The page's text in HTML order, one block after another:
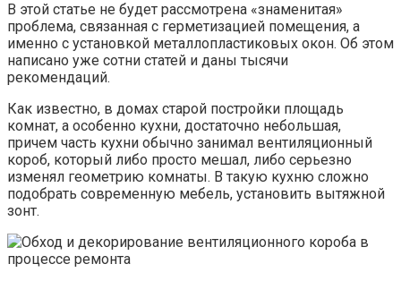
В этой статье не будет рассмотрена «знаменитая»
проблема, связанная с герметизацией помещения, а
именно с установкой металлопластиковых окон. Об этом
написано уже сотни статей и даны тысячи
рекомендаций.
Как известно, в домах старой постройки площадь
комнат, а особенно кухни, достаточно небольшая,
причем часть кухни обычно занимал вентиляционный
короб, который либо просто мешал, либо серьезно
изменял геометрию комнаты. В такую кухню сложно
подобрать современную мебель, установить вытяжной
зонт.